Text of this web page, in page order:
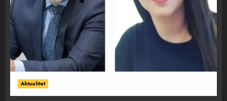
Aktualitet